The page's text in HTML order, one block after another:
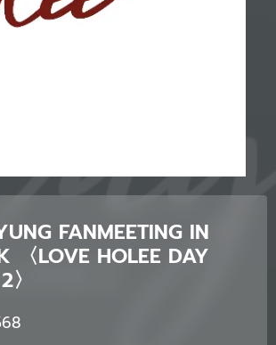
FANMEETING IN
〈LOVE HOLEE DAY